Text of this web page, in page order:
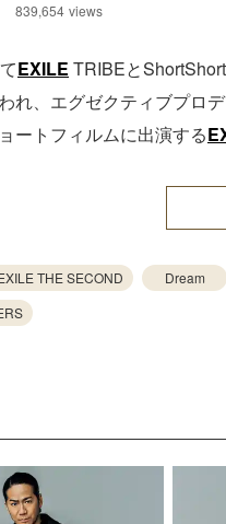
839,654 views
EXILE TRIBEと
れ、エグゼクティブプロ
ートフィルムに出演する
THE SECOND Dream